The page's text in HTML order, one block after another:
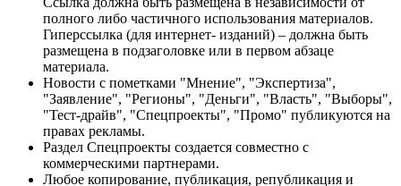
полного либо частичного использования материалов.
Гиперссылка (для интернет- изданий) – должна быть
размещена в подзаголовке или в первом абзаце
материала.
Новости с пометками "Мнение", "Экспертиза",
"Заявление", "Регионы", "Деньги", "Власть", "Выборы",
"Тест-драйв", "Спецпроекты", "Промо" публикуются на
правах рекламы.
Раздел Спецпроекты создается совместно с
коммерческими партнерами.
Любое копирование, публикация, републикация и